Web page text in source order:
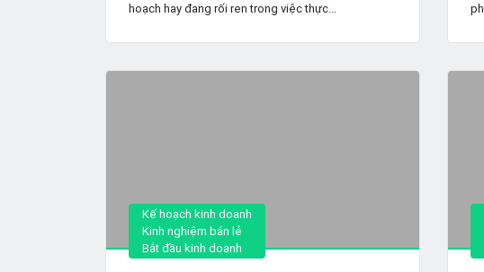
hoạch hay đang rối ren trong việc thực...
Kế hoạch kinh doanh
Kinh nghiệm bán lẻ
Bắt đầu kinh doanh